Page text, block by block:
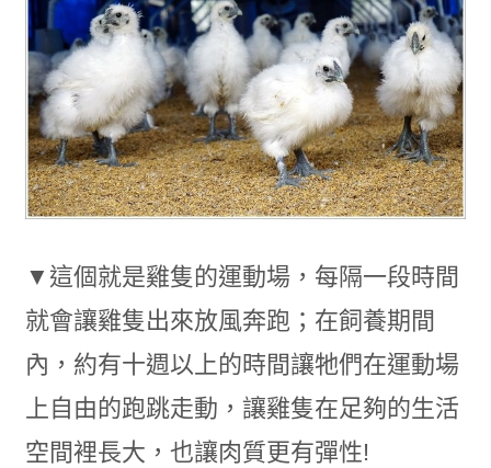
▼這個就是雞隻的運動場，每隔一段時間
就會讓雞隻出來放風奔跑；在飼養期間
內，約有十週以上的時間讓牠們在運動場
上自由的跑跳走動，讓雞隻在足夠的生活
空間裡長大，也讓肉質更有彈性!